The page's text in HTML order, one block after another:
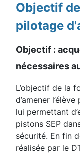
Objectif
pilotage
Objectif :
nécessaires
L’objectif de la
d’amener
lui permettant
pistons SEP
sécurité. En fin
réalisée par le